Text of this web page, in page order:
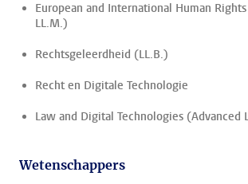
European and International Human
LL.M.)
Rechtsgeleerdheid (LL.B.)
Recht en Digitale Technologie
Law and Digital Technologies (Advanced
Wetenschappers